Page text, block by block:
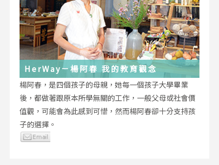
HerWay－楊阿春 我的教育觀念
楊阿春，是四個孩子的母親，她每一個孩子大學畢業
後，都做著跟原本所學無關的工作，一般父母或社會價
值觀，可能會為此感到可惜，然而楊阿春卻十分支持孩
子的選擇。